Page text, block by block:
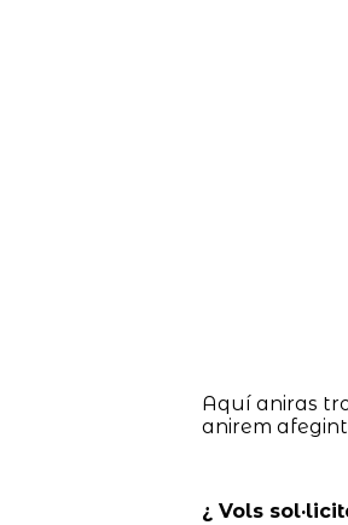
Aquí aniras
anirem
¿ Vols